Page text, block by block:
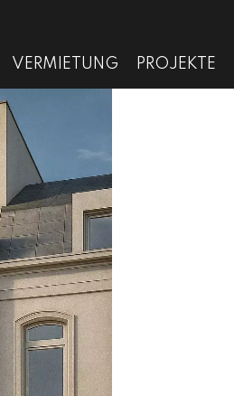
VERMIETUNG PROJEKTE